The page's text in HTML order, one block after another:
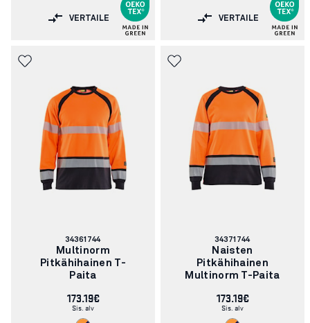
VERTAILE VERTAILE
Tuotenumero:
34361744
Multinorm
Pitkähihainen T-
Paita
173.19€
Sis. alv
Tuotenumero:
34371744
Naisten
Pitkähihainen
Multinorm T-Paita
173.19€
Sis. alv